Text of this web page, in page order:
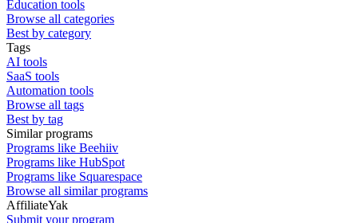
Education tools
Browse all categories
Best by category
Tags
AI tools
SaaS tools
Automation tools
Browse all tags
Best by tag
Similar programs
Programs like Beehiiv
Programs like HubSpot
Programs like Squarespace
Browse all similar programs
AffiliateYak
Submit your program